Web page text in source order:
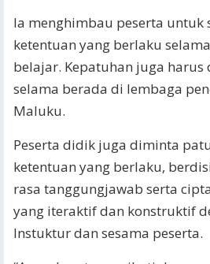
Ia menghimbau peserta untuk
ketentuan yang berlaku
belajar. Kepatuhan juga harus
selama berada di lembaga
Maluku.
Peserta didik juga diminta
ketentuan yang berlaku,
rasa tanggungjawab serta
yang iteraktif dan konstruktif
Instuktur dan sesama peserta.